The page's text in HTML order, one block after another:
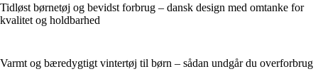
Tidløst børnetøj og bevidst forbrug – dansk design med omtanke for
kvalitet og holdbarhed
Varmt og bæredygtigt vintertøj til børn – sådan undgår du overforbrug